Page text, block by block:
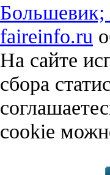
faireinfo.ru
На сайте
сбора
cookie